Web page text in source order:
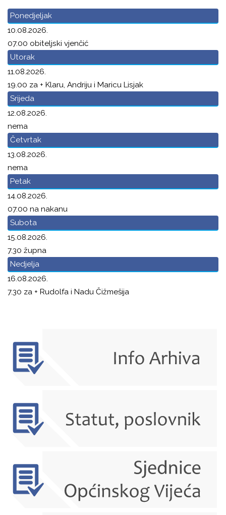
Ponedjeljak
10.08.2026.
07.00 obiteljski vjenčić
Utorak
11.08.2026.
19.00 za + Klaru, Andriju i Maricu Lisjak
Srijeda
12.08.2026.
nema
Četvrtak
13.08.2026.
nema
Petak
14.08.2026.
07.00 na nakanu
Subota
15.08.2026.
7.30 župna
Nedjelja
16.08.2026.
7.30 za + Rudolfa i Nadu Čižmešija